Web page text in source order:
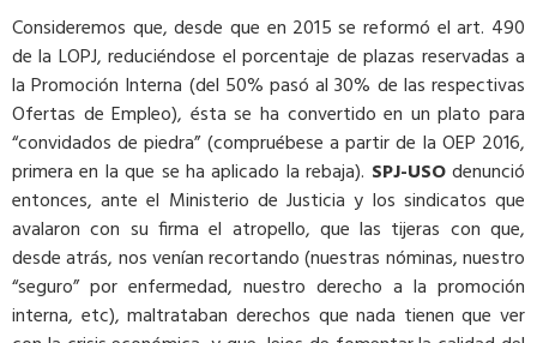
Consideremos que, desde que en 2015 se reformó el art. 490
de la LOPJ, reduciéndose el porcentaje de plazas reservadas a
la Promoción Interna (del 50% pasó al 30% de las respectivas
Ofertas de Empleo), ésta se ha convertido en un plato para
“convidados de piedra” (compruébese a partir de la OEP 2016,
primera en la que se ha aplicado la rebaja). SPJ-USOdenunció
entonces, ante el Ministerio de Justicia y los sindicatos que
avalaron con su firma el atropello, que las tijeras con que,
desde atrás, nos venían recortando (nuestras nóminas, nuestro
“seguro” por enfermedad, nuestro derecho a la promoción
interna, etc), maltrataban derechos que nada tienen que ver